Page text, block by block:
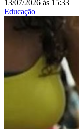
13/07/2026 às 15:33
Educação